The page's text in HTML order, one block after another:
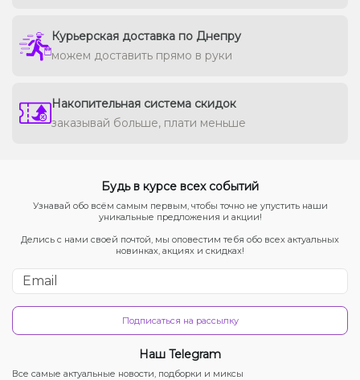
Курьерская доставка по Днепру
можем доставить прямо в руки
Накопительная система скидок
заказывай больше, плати меньше
Будь в курсе всех событий
Узнавай обо всём самым первым, чтобы точно не упустить наши
уникальные предложения и акции!
Делись с нами своей почтой, мы оповестим тебя обо всех актуальных
новинках, акциях и скидках!
Подписаться на рассылку
Наш Telegram
Все самые актуальные новости, подборки и миксы